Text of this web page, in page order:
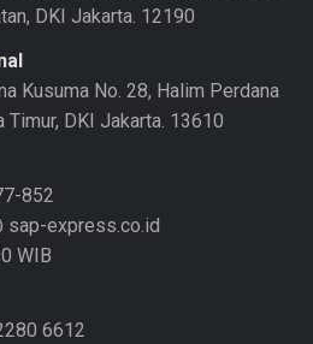
DKI Jakarta. 12190
Kusuma No. 28, Halim Perdana
Timur, DKI Jakarta. 13610
852
sap-express.co.id
WIB
6612